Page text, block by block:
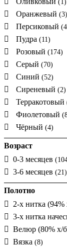
(1)
Оранжевый (3)
Персиковый
Пудра (11)
Розовый (174)
Серый (70)
Синий (52)
Сиреневый (2)
Терракотовый
Фиолетовый
Чёрный (4)
Возраст
0-3 месяцев
3-6 месяцев (21)
Полотно
2-х нитка (94%
3-х нитка
Велюр (80% х/
Вязка (8)